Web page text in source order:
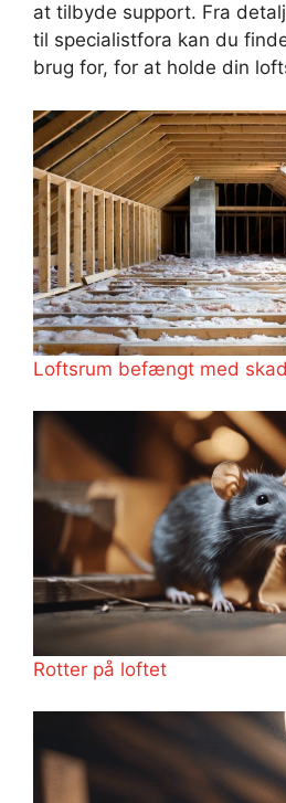
at tilbyde support. Fra
til specialistfora kan du
brug for, for at holde din
Loftsrum befængt med
Rotter på loftet